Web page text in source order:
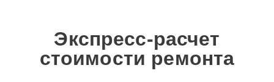
Экспресс-расчет
стоимости ремонта